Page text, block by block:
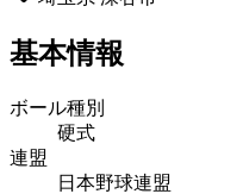
基本情報
ボール種別
硬式
連盟
日本野球連盟